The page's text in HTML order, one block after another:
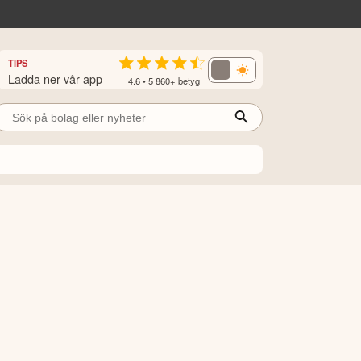
TIPS
Ladda ner vår app 4.6 • 5 860+ betyg